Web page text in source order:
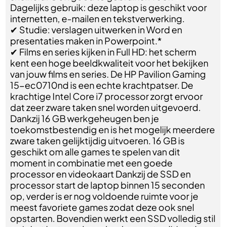
Dagelijks gebruik: deze laptop is geschikt voor
internetten, e-mailen en tekstverwerking.
✔ Studie: verslagen uitwerken in Word en
presentaties maken in Powerpoint.*
✔ Films en series kijken in Full HD: het scherm
kent een hoge beeldkwaliteit voor het bekijken
van jouw films en series. De HP Pavilion Gaming
15-ec0710nd is een echte krachtpatser. De
krachtige Intel Core i7 processor zorgt ervoor
dat zeer zware taken snel worden uitgevoerd.
Dankzij 16 GB werkgeheugen ben je
toekomstbestendig en is het mogelijk meerdere
zware taken gelijktijdig uitvoeren. 16 GB is
geschikt om alle games te spelen van dit
moment in combinatie met een goede
processor en videokaart Dankzij de SSD en
processor start de laptop binnen 15 seconden
op, verder is er nog voldoende ruimte voor je
meest favoriete games zodat deze ook snel
opstarten. Bovendien werkt een SSD volledig stil